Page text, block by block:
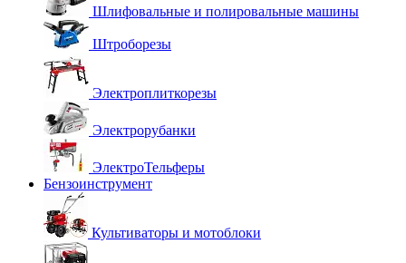
Шлифовальные и полировальные машины
Штроборезы
Электроплиткорезы
Электрорубанки
ЭлектроТельферы
Бензоинструмент
Культиваторы и мотоблоки